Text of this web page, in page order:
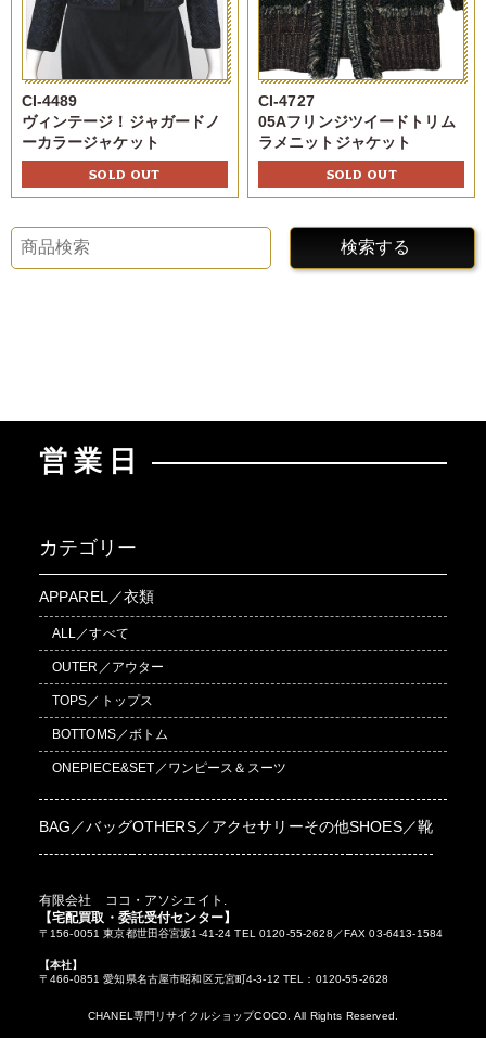
CI-4489
ヴィンテージ！ジャガードノ
ーカラージャケット
SOLD OUT
CI-4727
05Aフリンジツイードトリム
ラメニットジャケット
SOLD OUT
検索する
営業日
カテゴリー
APPAREL／衣類
ALL／すべて
OUTER／アウター
TOPS／トップス
BOTTOMS／ボトム
ONEPIECE&SET／ワンピース＆スーツ
BAG／バッグOTHERS／アクセサリーその他SHOES／靴
有限会社 ココ・アソシエイト.
【宅配買取・委託受付センター】
〒156-0051 東京都世田谷宮坂1-41-24 TEL 0120-55-2628／FAX 03-6413-1584
【本社】
〒466-0851 愛知県名古屋市昭和区元宮町4-3-12 TEL：0120-55-2628
CHANEL専門リサイクルショップCOCO. All Rights Reserved.